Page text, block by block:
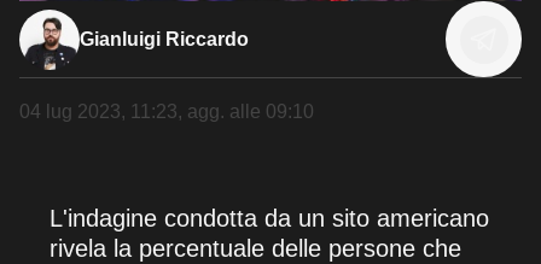
Gianluigi Riccardo
04 lug 2023, 11:23, agg. alle 09:10
L'indagine condotta da un sito americano
rivela la percentuale delle persone che